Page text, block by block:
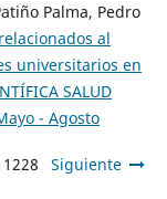
Palma, Pedro
al
universitarios en
SALUD
- Agosto
Siguiente